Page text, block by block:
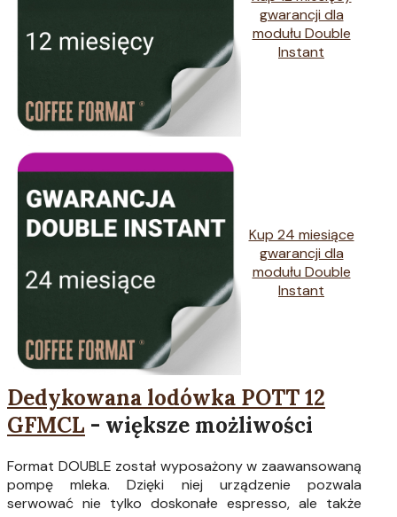
gwarancji dla
modułu Double
Instant
Kup 24 miesiące
gwarancji dla
modułu Double
Instant
Dedykowana lodówka POTT 12
GFMCL - większe możliwości
Format DOUBLE został wyposażony w zaawansowaną
pompę mleka. Dzięki niej urządzenie pozwala
serwować nie tylko doskonałe espresso, ale także